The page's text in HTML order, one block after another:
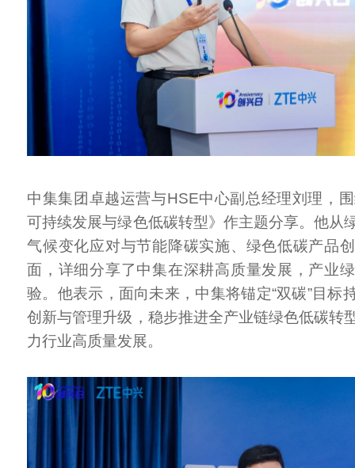
中集集团卓越运营与HSE中心副总经理刘理，
可持续发展与绿色低碳转型》作主题分享。他从
气候变化应对与节能降碳实施、绿色低碳产品
面，详细分享了中集在深耕高质量发展，产业
验。他表示，面向未来，中集将锚定“双碳”目标
创新与管理升级，稳步推进全产业链绿色低碳转
力行业高质量发展。